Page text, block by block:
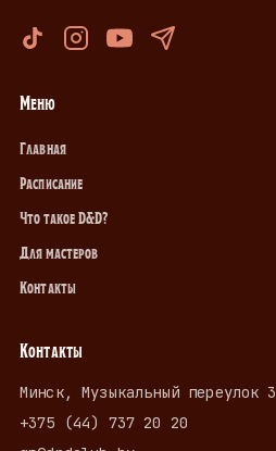
Меню
Главная
Расписание
Что такое D&D?
Для мастеров
Контакты
Контакты
Минск, Музыкальный переулок 3
+375 (44) 737 20 20